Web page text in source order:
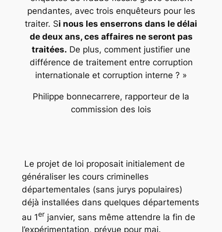
pendantes, avec trois enquêteurs pour les
traiter. Si nous les enserrons dans le délai
de deux ans, ces affaires ne seront pas
traitées. De plus, comment justifier une
différence de traitement entre corruption
internationale et corruption interne ? »
Philippe bonnecarrere, rapporteur de la
commission des lois
Le projet de loi proposait initialement de
généraliser les cours criminelles
départementales (sans jurys populaires)
déjà installées dans quelques départements
au 1erjanvier, sans même attendre la fin de
l’expérimentation, prévue pour mai.